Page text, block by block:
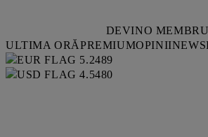
DEVINO MEMBRU
ULTIMA ORĂPREMIUMOPINII
5.2489
4.5480